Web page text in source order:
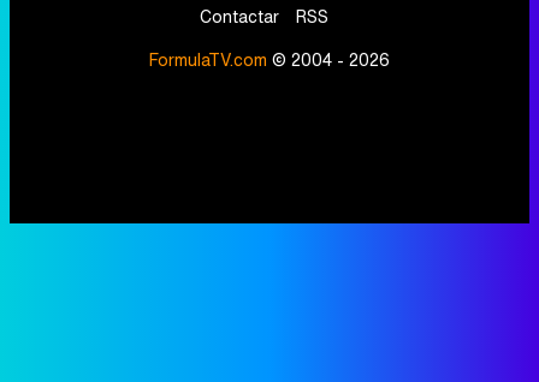
Contactar
RSS
FormulaTV.com © 2004 - 2026